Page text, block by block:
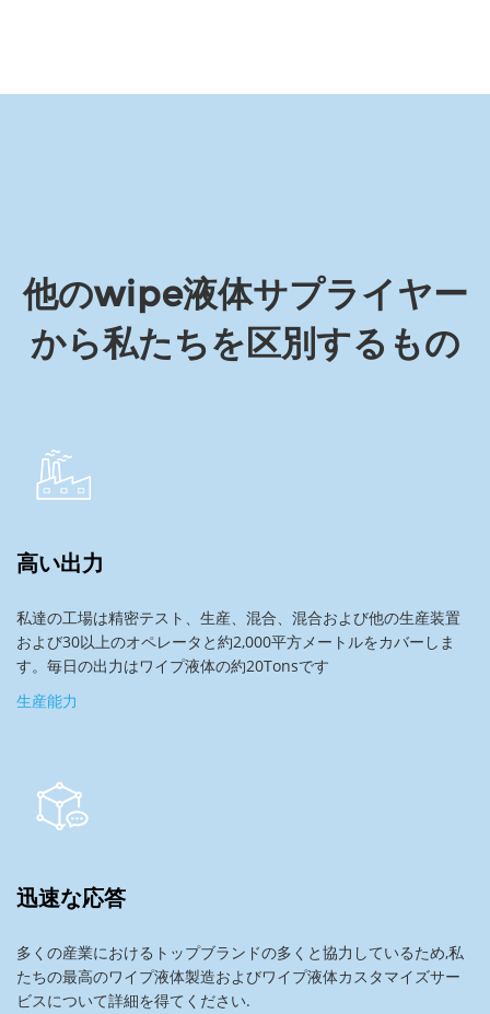
他のwipe液体サプライヤー
から私たちを区別するもの
高い出力
私達の工場は精密テスト、生産、混合、混合および他の生産装置
および30以上のオペレータと約2,000平方メートルをカバーしま
す。毎日の出力はワイプ液体の約20Tonsです
生産能力
迅速な応答
多くの産業におけるトップブランドの多くと協力しているため,私
たちの最高のワイプ液体製造およびワイプ液体カスタマイズサー
ビスについて詳細を得てください.